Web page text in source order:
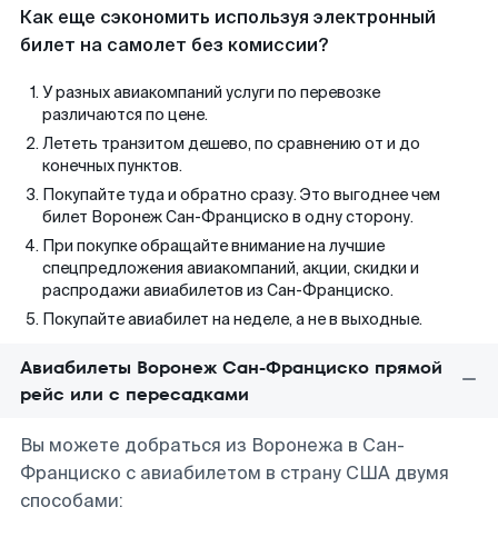
Как еще сэкономить используя электронный
билет на самолет без комиссии?
У разных авиакомпаний услуги по перевозке
различаются по цене.
Лететь транзитом дешево, по сравнению от и до
конечных пунктов.
Покупайте туда и обратно сразу. Это выгоднее чем
билет Воронеж Сан-Франциско в одну сторону.
При покупке обращайте внимание на лучшие
спецпредложения авиакомпаний, акции, скидки и
распродажи авиабилетов из Сан-Франциско.
Покупайте авиабилет на неделе, а не в выходные.
Авиабилеты Воронеж Сан-Франциско прямой
рейс или с пересадками
Вы можете добраться из Воронежа в Сан-
Франциско с авиабилетом в страну США двумя
способами: